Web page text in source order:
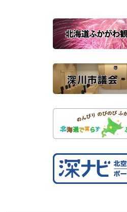
開
き
ま
す
）